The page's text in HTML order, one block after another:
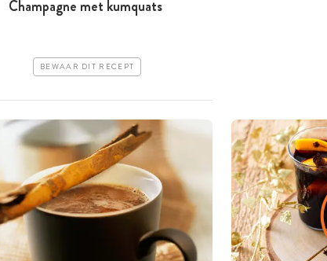
Champagne met kumquats
BEWAAR DIT RECEPT